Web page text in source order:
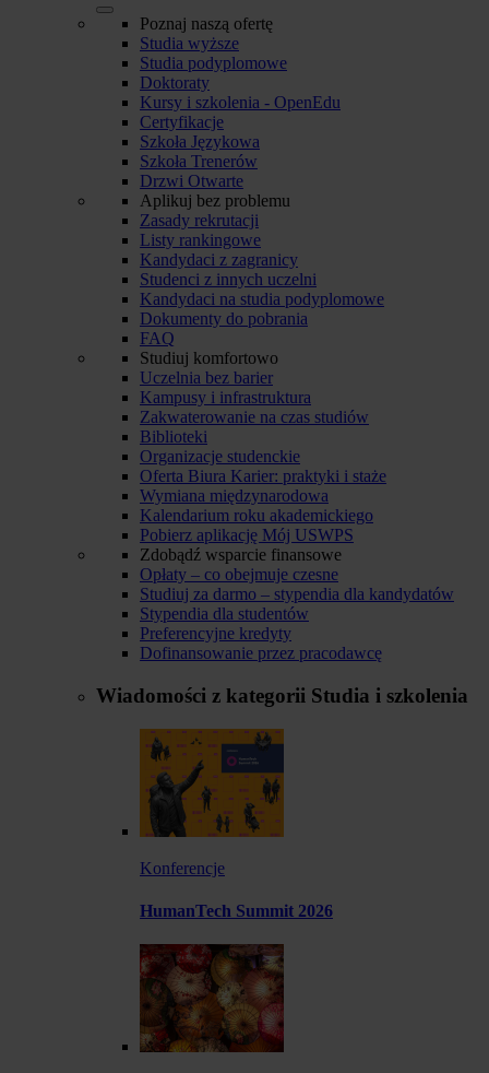
Poznaj naszą ofertę
Studia wyższe
Studia podyplomowe
Doktoraty
Kursy i szkolenia - OpenEdu
Certyfikacje
Szkoła Językowa
Szkoła Trenerów
Drzwi Otwarte
Aplikuj bez problemu
Zasady rekrutacji
Listy rankingowe
Kandydaci z zagranicy
Studenci z innych uczelni
Kandydaci na studia podyplomowe
Dokumenty do pobrania
FAQ
Studiuj komfortowo
Uczelnia bez barier
Kampusy i infrastruktura
Zakwaterowanie na czas studiów
Biblioteki
Organizacje studenckie
Oferta Biura Karier: praktyki i staże
Wymiana międzynarodowa
Kalendarium roku akademickiego
Pobierz aplikację Mój USWPS
Zdobądź wsparcie finansowe
Opłaty – co obejmuje czesne
Studiuj za darmo – stypendia dla kandydatów
Stypendia dla studentów
Preferencyjne kredyty
Dofinansowanie przez pracodawcę
Wiadomości z kategorii Studia i szkolenia
Konferencje
HumanTech Summit 2026